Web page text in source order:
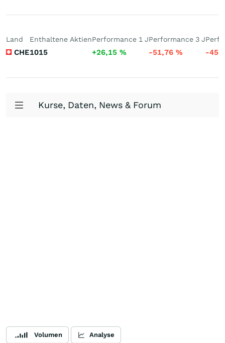
Land
CHE
Enthaltene Aktien
1015
Performance 1 J
+26,15 %
Performance 3 J
-51,76 % -
Kurse, Daten, News & Forum
Volumen Analyse